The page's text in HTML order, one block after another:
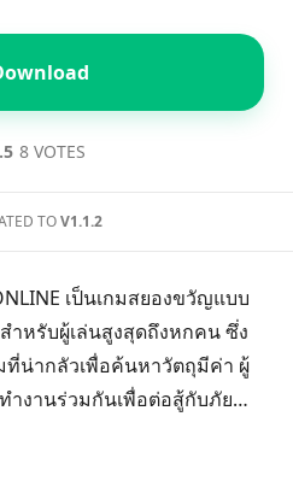
8 VOTES
TO V1.1.2
เป็นเกมสยองขวัญแบบ
หรับผู้เล่นสูงสุดถึงหกคน ซึ่ง
น่ากลัวเพื่อค้นหาวัตถุมีค่า ผู้
ำงานร่วมกันเพื่อต่อสู้กับภัย
ะที่สื่อสารกันผ่านการแชท
ที่เป็นนวัตกรรมนี้ช่วยเพิ่ม